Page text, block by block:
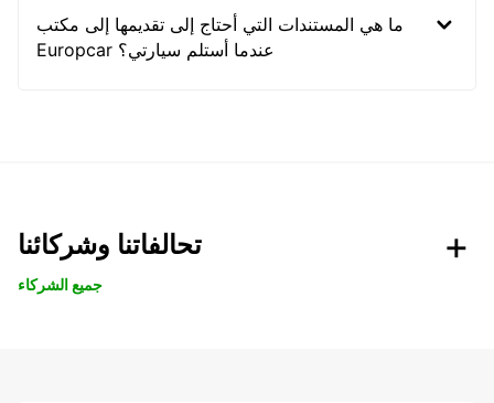
ما هي المستندات التي أحتاج إلى تقديمها إلى مكتب
Europcar عندما أستلم سيارتي؟
تحالفاتنا وشركائنا
جميع الشركاء